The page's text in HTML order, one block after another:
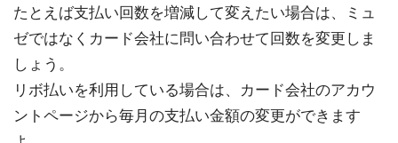
たとえば支払い回数を増減して変えたい場合は、ミュ
ゼではなくカード会社に問い合わせて回数を変更しま
しょう。
リボ払いを利用している場合は、カード会社のアカウ
ントページから毎月の支払い金額の変更ができます